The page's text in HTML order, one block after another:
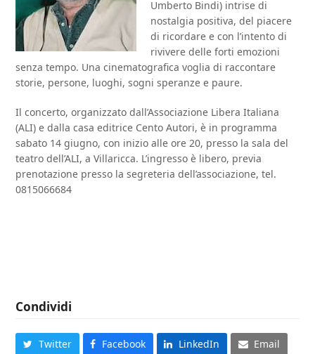
Umberto Bindi) intrise di
nostalgia positiva, del piacere
di ricordare e con l’intento di
rivivere delle forti emozioni
senza tempo. Una cinematografica voglia di raccontare
storie, persone, luoghi, sogni speranze e paure.
Il concerto, organizzato dall’Associazione Libera Italiana
(ALI) e dalla casa editrice Cento Autori, è in programma
sabato 14 giugno, con inizio alle ore 20, presso la sala del
teatro dell’ALI, a Villaricca. L’ingresso è libero, previa
prenotazione presso la segreteria dell’associazione, tel.
0815066684
Condividi
Twitter Facebook LinkedIn Email